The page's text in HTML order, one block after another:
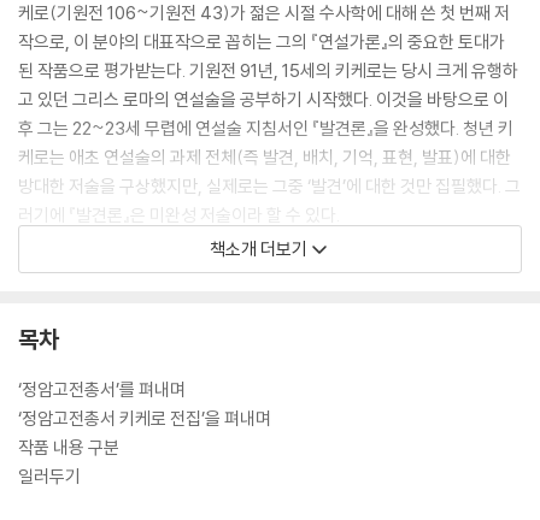
케로(기원전 106~기원전 43)가 젊은 시절 수사학에 대해 쓴 첫 번째 저
작으로, 이 분야의 대표작으로 꼽히는 그의 『연설가론』의 중요한 토대가
된 작품으로 평가받는다. 기원전 91년, 15세의 키케로는 당시 크게 유행하
고 있던 그리스 로마의 연설술을 공부하기 시작했다. 이것을 바탕으로 이
후 그는 22~23세 무렵에 연설술 지침서인 『발견론』을 완성했다. 청년 키
케로는 애초 연설술의 과제 전체(즉 발견, 배치, 기억, 표현, 발표)에 대한
방대한 저술을 구상했지만, 실제로는 그중 ‘발견’에 대한 것만 집필했다. 그
러기에 『발견론』은 미완성 저술이라 할 수 있다.
흔들리는 로마 공화정을 수호하기 위해 끝까지 헌신했던 키케로에게 말은
그에게 단순히 말을 그럴듯하게 꾸미는 재주가 아니라, 공화정 수호라는
것일까? 키케로는 변호사로 법정에 데뷔를 하기도 전에 『발견론』을 완성
했다. 훗날 그는 이 책에 대해 “내가 관여한 수많은 중요 재판들에서 얻은
경험에 비추어 보면 큰 가치가 없”다고 자평하기도 했지만, 연설의 실제 현
장에서 직접 사용할 수 있는 실용적 지침을 주고자 한 이 책은 중세 후기 교
책소개 더보기
목차
‘정암고전총서’를 펴내며
‘정암고전총서 키케로 전집’을 펴내며
작품 내용 구분
일러두기